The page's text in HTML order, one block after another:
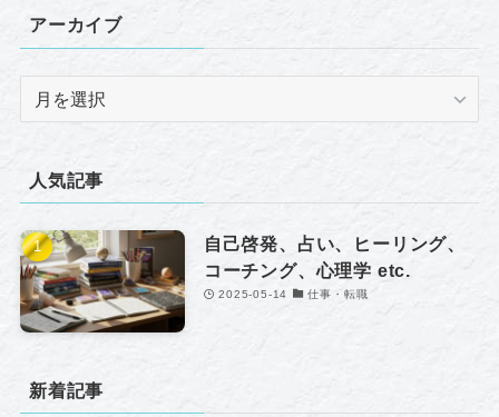
アーカイブ
イ
ブ
人気記事
自己啓発、占い、ヒーリング、
コーチング、心理学 etc.
2025-05-14 仕事・転職
新着記事